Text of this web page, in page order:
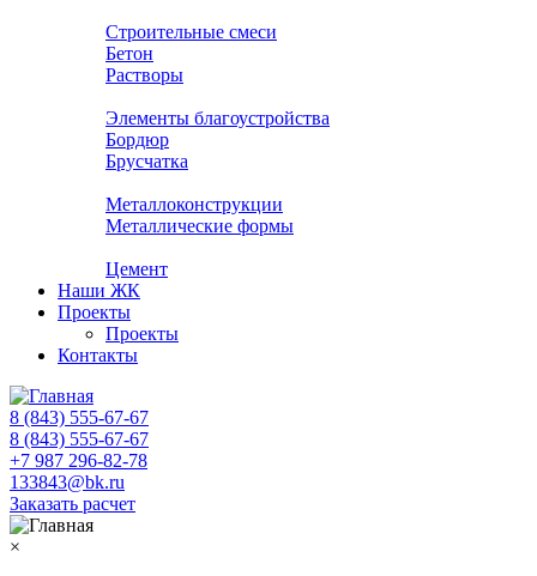
Строительные смеси
Бетон
Растворы
Элементы благоустройства
Бордюр
Брусчатка
Металлоконструкции
Металлические формы
Цемент
Наши ЖК
Проекты
Проекты
Контакты
8 (843) 555-67-67
8 (843) 555-67-67
+7 987 296-82-78
133843@bk.ru
Заказать расчет
×